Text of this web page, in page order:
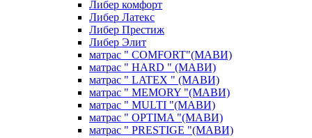
Либер комфорт
Либер Латекс
Либер Престиж
Либер Элит
матрас " COMFORT"(МАВИ)
матрас " HARD " (МАВИ)
матрас " LATEX " (МАВИ)
матрас " MEMORY "(МАВИ)
матрас " MULTI "(МАВИ)
матрас " OPTIMA "(МАВИ)
матрас " PRESTIGE "(МАВИ)